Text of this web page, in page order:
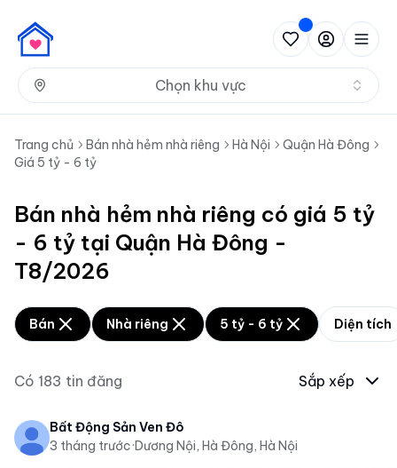
Chọn khu vực
Trang chủ Bán nhà hẻm nhà riêng Hà Nội
Quận Hà Đông
Giá 5 tỷ - 6 tỷ
Bán nhà hẻm nhà riêng có giá 5 tỷ
- 6 tỷ tại Quận Hà Đông -
T8/2026
Bán Nhà riêng 5 tỷ - 6 tỷ Diện tích
Có 183 tin đăng Sắp xếp
Bất Động Sản Ven Đô
3 tháng trước·Dương Nội, Hà Đông, Hà Nội